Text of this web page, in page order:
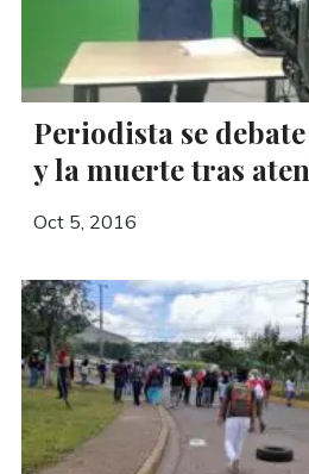
Periodista se
y la muerte tras
Oct 5, 2016